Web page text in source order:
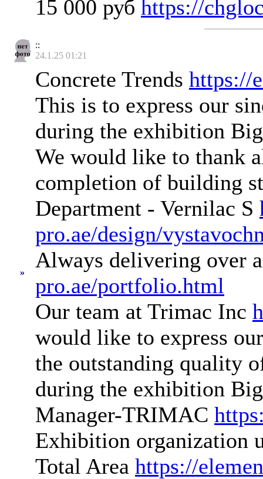
15 000 руб https://
::
24.1.25 01:21
»
Concrete Trends https://
This is to express our
during the exhibition
We would like to thank
completion of building
Department - Vernilac S
pro.ae/design/
Always delivering over
pro.ae/portfolio.html
Our team at Trimac Inc
would like to express
the outstanding quality
during the exhibition
Manager-TRIMAC
Exhibition organization
Total Area https://